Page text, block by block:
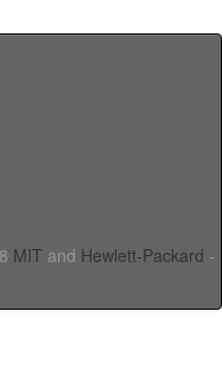
MIT and Hewlett-Packard -